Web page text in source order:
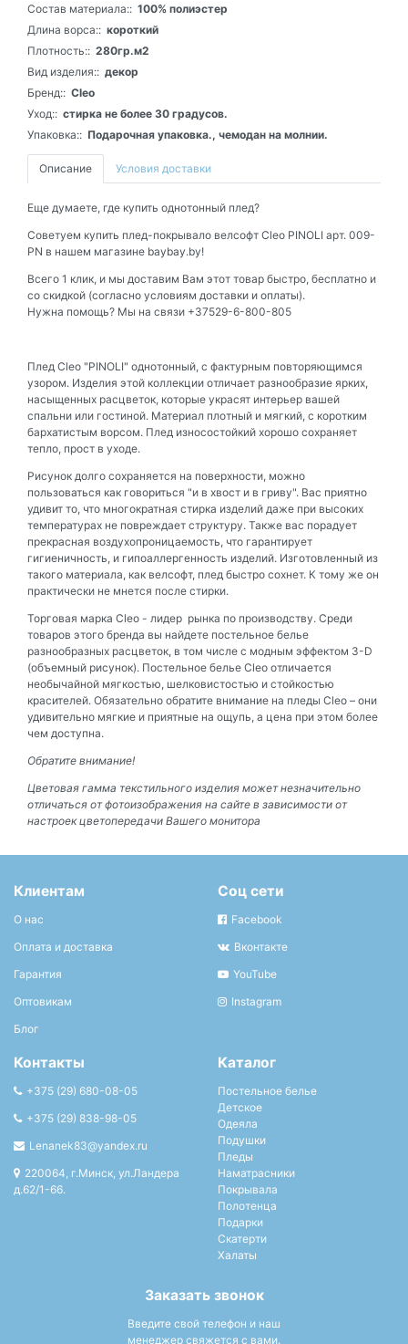
Состав материала:: 100% полиэстер
Длина ворса:: короткий
Плотность:: 280гр.м2
Вид изделия:: декор
Бренд:: Cleo
Уход:: стирка не более 30 градусов.
Упаковка:: Подарочная упаковка., чемодан на молнии.
Описание Условия доставки
Еще думаете, где купить однотонный плед?
Советуем купить плед-покрывало велсофт Cleo PINOLI арт. 009-
PN в нашем магазине baybay.by!
Всего 1 клик, и мы доставим Вам этот товар быстро, бесплатно и
со скидкой (согласно условиям доставки и оплаты).
Нужна помощь? Мы на связи +37529-6-800-805
Плед Cleo "PINOLI" однотонный, с фактурным повторяющимся
узором. Изделия этой коллекции отличает разнообразие ярких,
насыщенных расцветок, которые украсят интерьер вашей
спальни или гостиной. Материал плотный и мягкий, с коротким
бархатистым ворсом. Плед износостойкий хорошо сохраняет
тепло, прост в уходе.
Рисунок долго сохраняется на поверхности, можно
пользоваться как говориться "и в хвост и в гриву". Вас приятно
удивит то, что многократная стирка изделий даже при высоких
температурах не повреждает структуру. Также вас порадует
прекрасная воздухопроницаемость, что гарантирует
гигиеничность, и гипоаллергенность изделий. Изготовленный из
такого материала, как велсофт, плед быстро сохнет. К тому же он
практически не мнется после стирки.
Торговая марка Cleo - лидер рынка по производству. Среди
товаров этого бренда вы найдете постельное белье
разнообразных расцветок, в том числе с модным эффектом 3-D
(объемный рисунок). Постельное белье Cleo отличается
необычайной мягкостью, шелковистостью и стойкостью
красителей. Обязательно обратите внимание на пледы Cleo – они
удивительно мягкие и приятные на ощупь, а цена при этом более
чем доступна.
Обратите внимание!
Цветовая гамма текстильного изделия может незначительно
отличаться от фотоизображения на сайте в зависимости от
настроек цветопередачи Вашего монитора
Клиентам
О нас
Оплата и доставка
Гарантия
Оптовикам
Блог
Соц сети
Facebook
Вконтакте
YouTube
Instagram
Контакты
+375 (29) 680-08-05
+375 (29) 838-98-05
Lenanek83@yandex.ru
220064, г.Минск, ул.Ландера
д.62/1-66.
Каталог
Постельное белье
Детское
Одеяла
Подушки
Пледы
Наматрасники
Покрывала
Полотенца
Подарки
Скатерти
Халаты
Заказать звонок
Введите свой телефон и наш
менеджер свяжется с вами.